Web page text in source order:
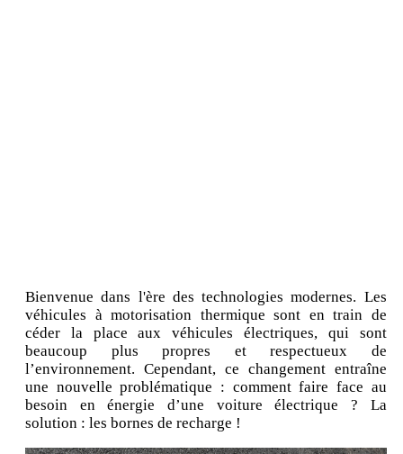
Bienvenue dans l'ère des technologies modernes. Les
véhicules à motorisation thermique sont en train de
céder la place aux véhicules électriques, qui sont
beaucoup plus propres et respectueux de
l’environnement. Cependant, ce changement entraîne
une nouvelle problématique : comment faire face au
besoin en énergie d’une voiture électrique ? La
solution : les bornes de recharge !